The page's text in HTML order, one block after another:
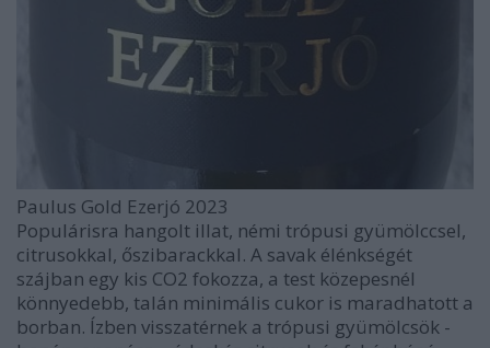
Paulus Gold Ezerjó 2023
Populárisra hangolt illat, némi trópusi gyümölccsel,
citrusokkal, őszibarackkal. A savak élénkségét
szájban egy kis CO2 fokozza, a test közepesnél
könnyedebb, talán minimális cukor is maradhatott a
borban. Ízben visszatérnek a trópusi gyümölcsök -